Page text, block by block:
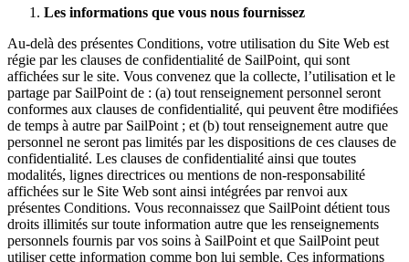
Les informations que vous nous fournissez
Au-delà des présentes Conditions, votre utilisation du Site Web est
régie par les clauses de confidentialité de SailPoint, qui sont
affichées sur le site. Vous convenez que la collecte, l’utilisation et le
partage par SailPoint de : (a) tout renseignement personnel seront
conformes aux clauses de confidentialité, qui peuvent être modifiées
de temps à autre par SailPoint ; et (b) tout renseignement autre que
personnel ne seront pas limités par les dispositions de ces clauses de
confidentialité. Les clauses de confidentialité ainsi que toutes
modalités, lignes directrices ou mentions de non-responsabilité
affichées sur le Site Web sont ainsi intégrées par renvoi aux
présentes Conditions. Vous reconnaissez que SailPoint détient tous
droits illimités sur toute information autre que les renseignements
personnels fournis par vos soins à SailPoint et que SailPoint peut
utiliser cette information comme bon lui semble. Ces informations